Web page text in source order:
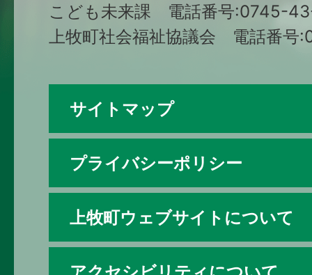
こども未来課 電話番号:0745-
上牧町社会福祉協議会 電話番
サイトマップ
プライバシーポリシー
上牧町ウェブサイトについて